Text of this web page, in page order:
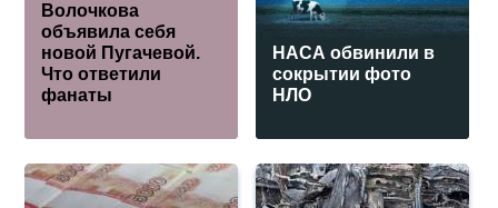
Волочкова
объявила себя
новой Пугачевой.
Что ответили
фанаты
НАСА обвинили в
сокрытии фото
НЛО